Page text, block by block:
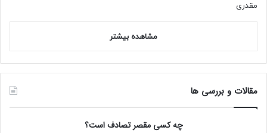
مشاهده بیشتر
مقالات و بررسی ها
چه کسی مقصر تصادف است؟